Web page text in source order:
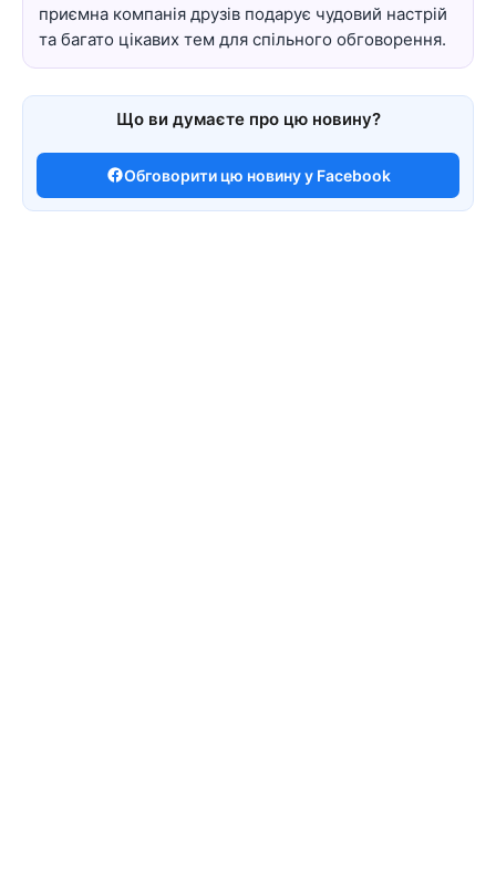
приємна компанія друзів подарує чудовий настрій
та багато цікавих тем для спільного обговорення.
Що ви думаєте про цю новину?
Обговорити цю новину у Facebook